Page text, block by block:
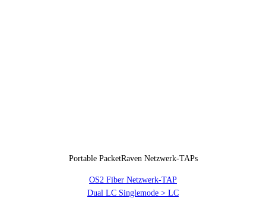
Portable PacketRaven Netzwerk-TAPs
OS2 Fiber Netzwerk-TAP
Dual LC Singlemode > LC